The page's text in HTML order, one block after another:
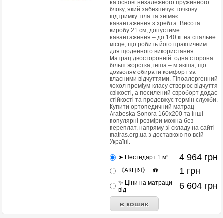
на основі незалежного пружинного
блоку, який забезпечує точкову
підтримку тіла та знімає
навантаження з хребта. Висота
виробу 21 см, допустиме
навантаження – до 140 кг на спальне
місце, що робить його практичним
для щоденного використання.
Матрац двосторонній: одна сторона
більш жорстка, інша – м’якіша, що
дозволяє обирати комфорт за
власними відчуттями. Гіпоалергенний
чохол преміум-класу створює відчуття
свіжості, а посилений євроборт додає
стійкості та продовжує термін служби.
Купити ортопедичний матрац
Arabeska Sonora 160х200 та інші
популярні розміри можна без
переплат, напряму зі складу на сайті
matras.org.ua з доставкою по всій
Україні.
➤ Нестндарт 1 м² 4 964 грн
《АКЦІЯ》...☎️... 1 грн
✨ Ціни на матраци
від
6 604 грн